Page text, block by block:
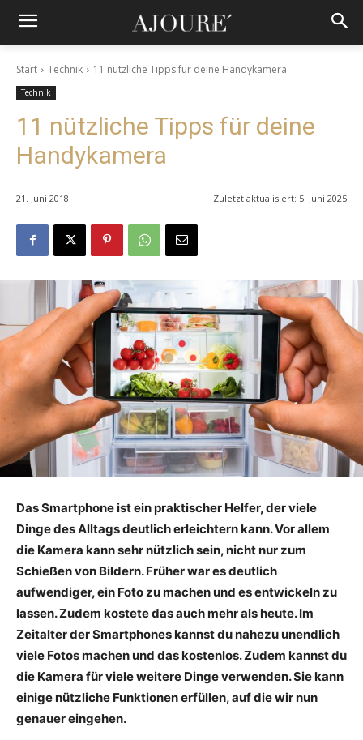
Start Technik 11 nützliche Tipps für deine Handykamera
Technik
11 nützliche Tipps für deine
Handykamera
21. Juni 2018 Zuletzt aktualisiert: 5. Juni 2025
Das Smartphone ist ein praktischer Helfer, der viele
Dinge des Alltags deutlich erleichtern kann. Vor allem
die Kamera kann sehr nützlich sein, nicht nur zum
Schießen von Bildern. Früher war es deutlich
aufwendiger, ein Foto zu machen und es entwickeln zu
lassen. Zudem kostete das auch mehr als heute. Im
Zeitalter der Smartphones kannst du nahezu unendlich
viele Fotos machen und das kostenlos. Zudem kannst du
die Kamera für viele weitere Dinge verwenden. Sie kann
einige nützliche Funktionen erfüllen, auf die wir nun
genauer eingehen.